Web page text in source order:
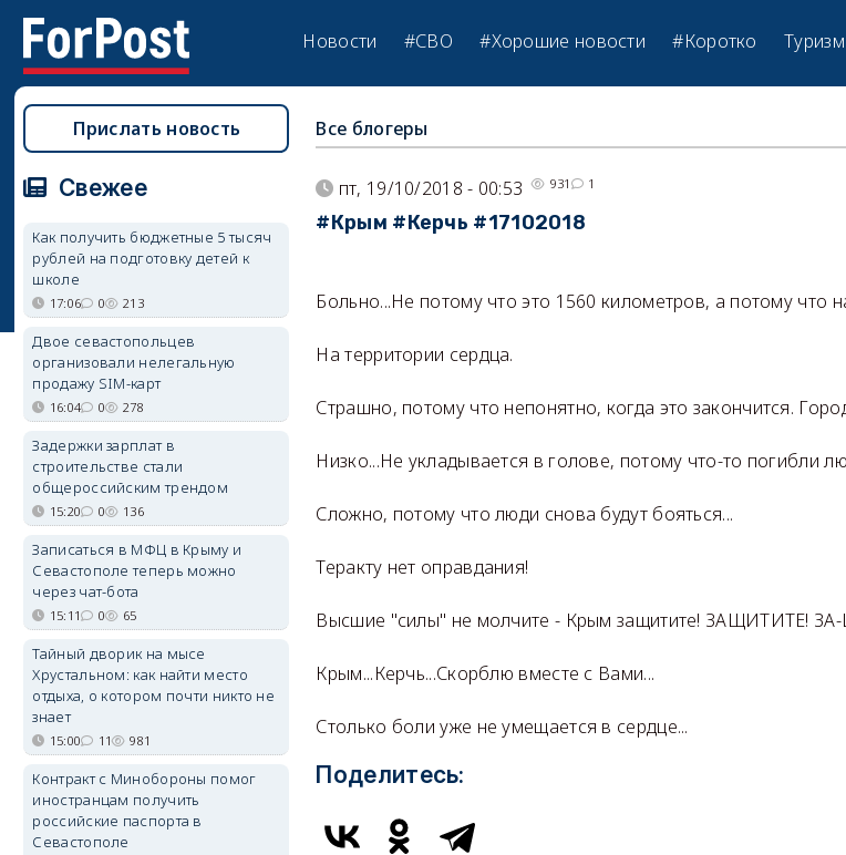
Новости #СВО #Хорошие новости #Коротко Туризм
Все блогеры
пт, 19/10/2018 - 00:53 931 1
#Крым #Керчь #17102018
Больно...Не потому что это 1560 километров, а потому что
На территории сердца.
Страшно, потому что непонятно, когда это закончится.
Низко...Не укладывается в голове, потому что-то погибли
Сложно, потому что люди снова будут бояться...
Теракту нет оправдания!
Высшие "силы" не молчите - Крым защитите! ЗАЩИТИТЕ!
Крым...Керчь...Скорблю вместе с Вами...
Столько боли уже не умещается в сердце...
Поделитесь:
Прислать новость
Свежее
Как получить бюджетные 5 тысяч
рублей на подготовку детей к
школе
17:06 0 213
Двое севастопольцев
организовали нелегальную
продажу SIM-карт
16:04 0 278
Задержки зарплат в
строительстве стали
общероссийским трендом
15:20 0 136
Записаться в МФЦ в Крыму и
Севастополе теперь можно
через чат-бота
15:11 0 65
Тайный дворик на мысе
Хрустальном: как найти место
отдыха, о котором почти никто не
знает
15:00 11 981
Контракт с Минобороны помог
иностранцам получить
российские паспорта в
Севастополе